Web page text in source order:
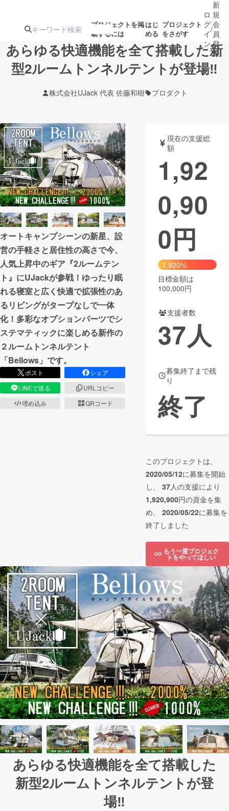
プロジェクトを掲
載するには
はじ
める
プロジェクト
をさがす
注目のリ
ターン
注目の新着プロ
ジェクト
募集終了が近いプ
ロジェクト
されます
アート・写真 音楽
テクノロジー・ガジェット ゲーム・サ
映像・映画
ビジネス・起業
まちづくり・地域活性化
CAMPFIRE for Social Good
CAMPFIRE Creation
CAMPFIREふるさと納税machi-ya コミュニティ
ロ
グ
イ
ン
/
新
規
会
員
登
録
あらゆる快適機能を全て搭載した新
型2ルームトンネルテントが登場‼
株式会社UJack 代表 佐藤和樹 プロダクト
オートキャンプシーンの新星、設
営の手軽さと居住性の高さで今、
人気上昇中のギア『2ルームテン
ト』にUJackが参戦！ゆったり眠
れる寝室と広く快適で拡張性のあ
るリビングがタープなしで一体
化！多彩なオプションパーツでシ
ステマティックに楽しめる新作の
２ルームトンネルテント
「Bellows」です。
ポスト
シェア
LINEで送る
URLコピー
埋め込み
QRコード
現在の支援総
額
1,92
0,90
0円
1,920%
目標金額は
100,000円
支援者数
37人
募集終了まで残
り
終了
このプロジェクトは、
2020/05/12に募集を開始
し、 37人の支援により
1,920,900円の資金を集
め、 2020/05/22に募集を
終了しました
もう一度プロジェク
トをやってほしい
あらゆる快適機能を全て搭載した
新型2ルームトンネルテントが登
場‼